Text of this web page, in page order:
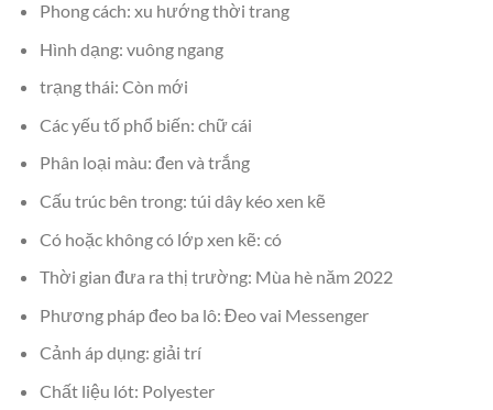
Phong cách: xu hướng thời trang
Hình dạng: vuông ngang
trạng thái: Còn mới
Các yếu tố phổ biến: chữ cái
Phân loại màu: đen và trắng
Cấu trúc bên trong: túi dây kéo xen kẽ
Có hoặc không có lớp xen kẽ: có
Thời gian đưa ra thị trường: Mùa hè năm 2022
Phương pháp đeo ba lô: Đeo vai Messenger
Cảnh áp dụng: giải trí
Chất liệu lót: Polyester